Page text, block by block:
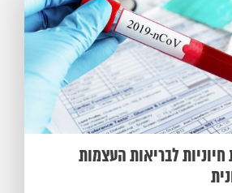
לבריאות העצמות